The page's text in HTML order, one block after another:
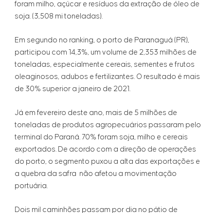
foram milho, açúcar e resíduos da extração de óleo de
soja. (3,508 mi toneladas).
Em segundo no ranking, o porto de Paranaguá (PR),
participou com 14,3%, um volume de 2,353 milhões de
toneladas, especialmente cereais, sementes e frutos
oleaginosos, adubos e fertilizantes. O resultado é mais
de 30% superior a janeiro de 2021.
Já em fevereiro deste ano, mais de 5 milhões de
toneladas de produtos agropecuários passaram pelo
terminal do Paraná. 70% foram soja, milho e cereais
exportados. De acordo com a direção de operações
do porto, o segmento puxou a alta das exportações e
a quebra da safra não afetou a movimentação
portuária.
Dois mil caminhões passam por dia no pátio de